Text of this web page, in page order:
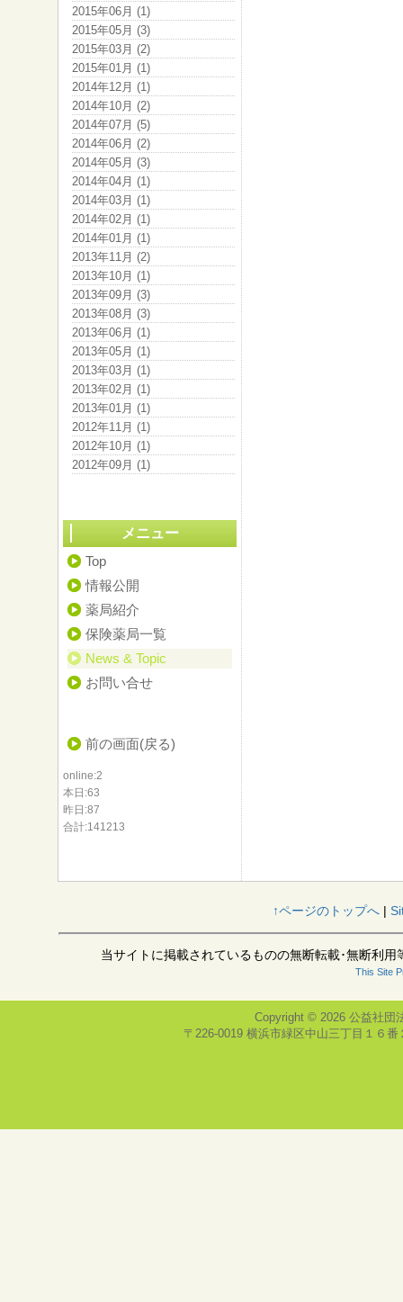
2015年06月 (1)
2015年05月 (3)
2015年03月 (2)
2015年01月 (1)
2014年12月 (1)
2014年10月 (2)
2014年07月 (5)
2014年06月 (2)
2014年05月 (3)
2014年04月 (1)
2014年03月 (1)
2014年02月 (1)
2014年01月 (1)
2013年11月 (2)
2013年10月 (1)
2013年09月 (3)
2013年08月 (3)
2013年06月 (1)
2013年05月 (1)
2013年03月 (1)
2013年02月 (1)
2013年01月 (1)
2012年11月 (1)
2012年10月 (1)
2012年09月 (1)
メニュー
Top
情報公開
薬局紹介
保険薬局一覧
News & Topic
お問い合せ
前の画面(戻る)
online:2
本日:63
昨日:87
合計:141213
↑ページのトップへ |
当サイトに掲載されているものの無断転載･無断利用
This Site
Copyright © 2026 公益社団
〒226-0019 横浜市緑区中山三丁目１６